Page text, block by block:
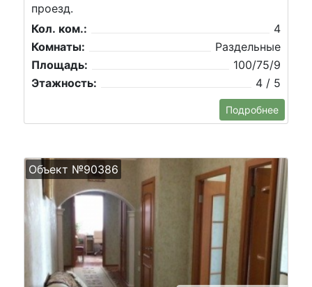
проезд.
Кол. ком.:
4
Комнаты:
Раздельные
Площадь:
100/75/9
Этажность:
4 / 5
Подробнее
Объект №90386